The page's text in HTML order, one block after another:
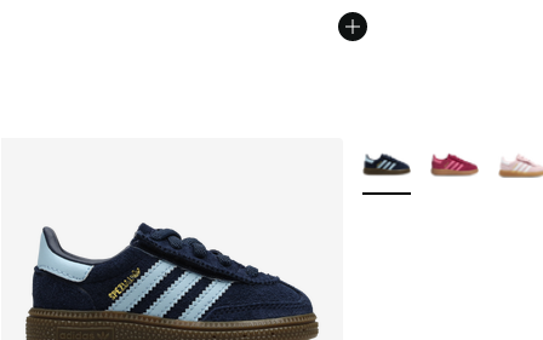
Plus de couleurs